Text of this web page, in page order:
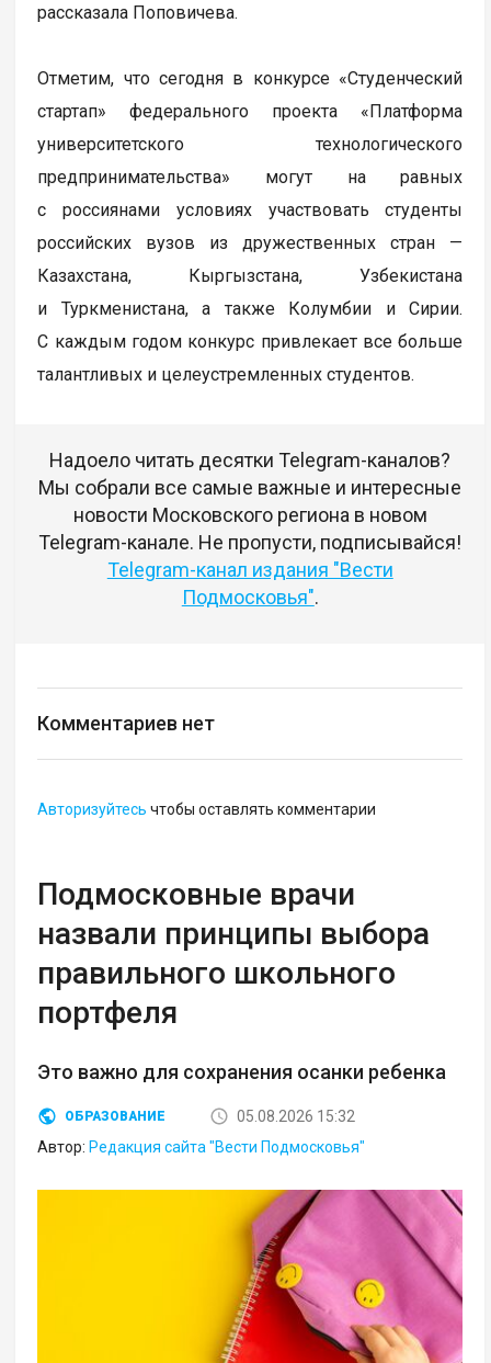
рассказала Поповичева.
Отметим, что сегодня в конкурсе «Студенческий
стартап» федерального проекта «Платформа
университетского технологического
предпринимательства» могут на равных
с россиянами условиях участвовать студенты
российских вузов из дружественных стран —
Казахстана, Кыргызстана, Узбекистана
и Туркменистана, а также Колумбии и Сирии.
С каждым годом конкурс привлекает все больше
талантливых и целеустремленных студентов.
Надоело читать десятки Telegram-каналов?
Мы собрали все самые важные и интересные
новости Московского региона в новом
Telegram-канале. Не пропусти, подписывайся!
Telegram-канал издания "Вести
Подмосковья".
Комментариев нет
Авторизуйтесь чтобы оставлять комментарии
Подмосковные врачи
назвали принципы выбора
правильного школьного
портфеля
Это важно для сохранения осанки ребенка
ОБРАЗОВАНИЕ
05.08.2026 15:32
Автор: Редакция сайта "Вести Подмосковья"